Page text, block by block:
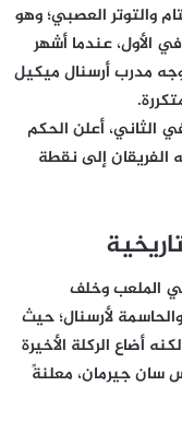
والتوتر العصبي؛ وهو
بالشوط الإضافي الأول، عندما أشهر
مدرب أرسنال ميكيل
الثاني، أعلن الحكم
ليتجه الفريقان إلى نقطة
الملعب وخلف
لأرسنال؛ حيث
أضاع الركلة الأخيرة
(4-3) لصالح باريس سان جيرمان، معلنةً